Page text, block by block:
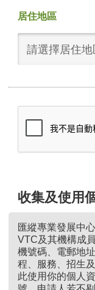
居住地區
請選擇居住地
收集及使用
匯縱專業發展中
VTC及其機構成
機號碼、電郵地
程、服務、招生
此使用你的個人